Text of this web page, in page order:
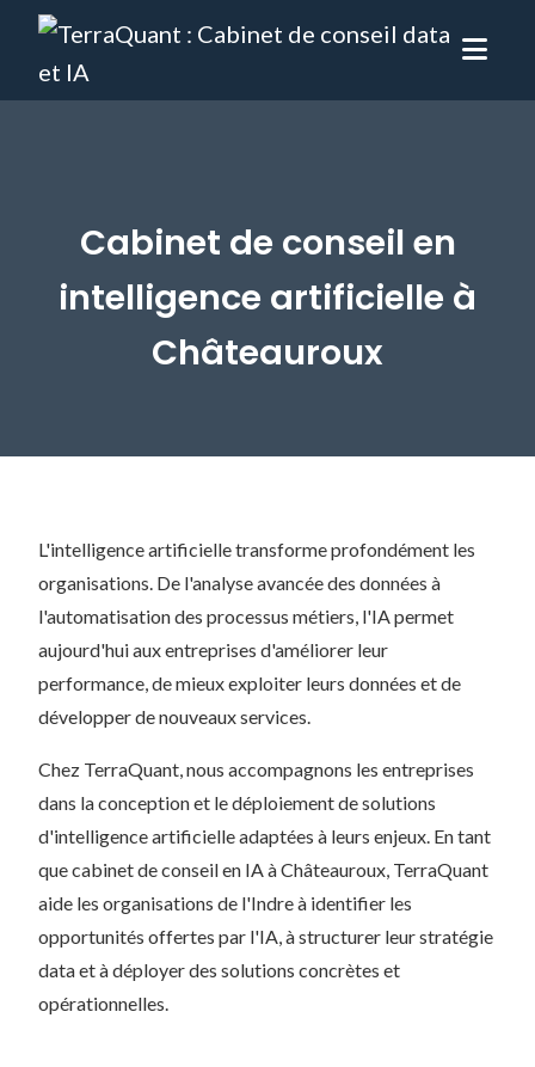
Cabinet de conseil en
intelligence artificielle à
Châteauroux
L'intelligence artificielle transforme profondément les
organisations. De l'analyse avancée des données à
l'automatisation des processus métiers, l'IA permet
aujourd'hui aux entreprises d'améliorer leur
performance, de mieux exploiter leurs données et de
développer de nouveaux services.
Chez TerraQuant, nous accompagnons les entreprises
dans la conception et le déploiement de solutions
d'intelligence artificielle adaptées à leurs enjeux. En tant
que cabinet de conseil en IA à Châteauroux, TerraQuant
aide les organisations de l'Indre à identifier les
opportunités offertes par l'IA, à structurer leur stratégie
data et à déployer des solutions concrètes et
opérationnelles.